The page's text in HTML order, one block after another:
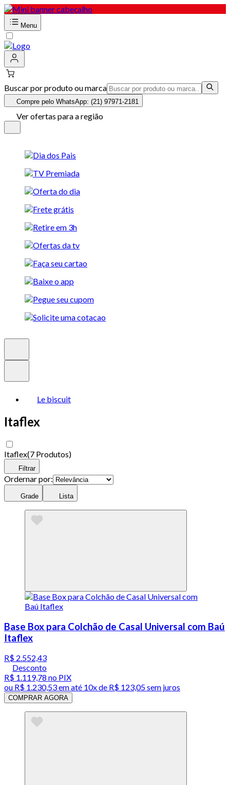
Menu
Buscar por produto ou marca
Compre pelo WhatsApp: (21) 97971-2181
Ver ofertas para a região
Le biscuit
Itaflex
Itaflex(7 Produtos)
Filtrar
Ordernar por:
Grade Lista
Base Box para Colchão de Casal Universal com Baú
Itaflex
R$ 2.552,43
Desconto
R$ 1.119,78 no PIX
ou R$ 1.230,53em até 10x de R$ 123,05 sem juros
COMPRAR AGORA